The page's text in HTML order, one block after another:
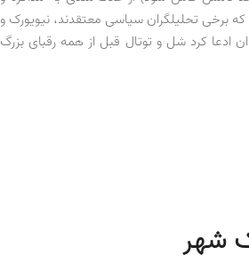
برخی تحلیلگران سیاسی معتقدند، نیویورک و
ادعا کرد شل و توتال قبل از همه رقبای بزرگ
شهر